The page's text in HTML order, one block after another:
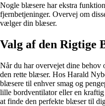
Nogle blæsere har ekstra
fjernbetjeninger. Overvej om
vælger din blæser.
Valg af den Rigtige
Når du har overvejet dine
den rette blæser. Hos Harald
blæsere til enhver smag og
lille bordventilator eller en
at finde den perfekte blæser til